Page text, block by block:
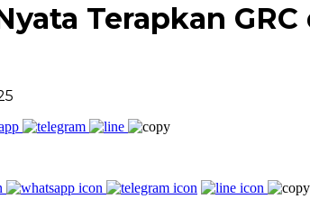
Terapkan GRC